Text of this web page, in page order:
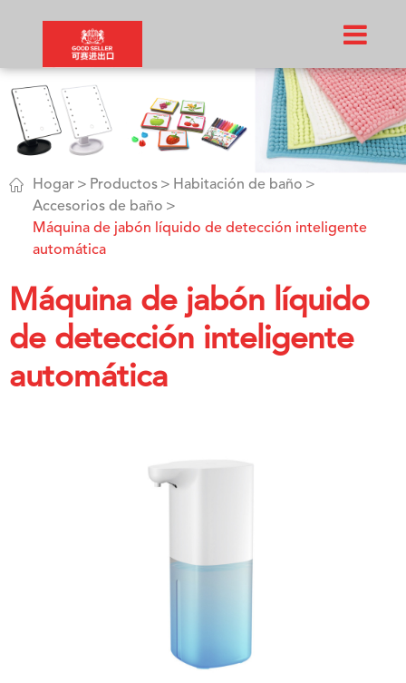
 Hogar Productos
Habitación de baño
Accesorios de baño
Máquina de jabón líquido de detección inteligente
automática
Máquina de jabón líquido
de detección inteligente
automática